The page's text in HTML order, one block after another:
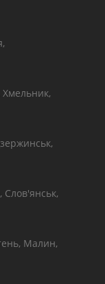
Хмельник,
Слов'янськ,
Малин,